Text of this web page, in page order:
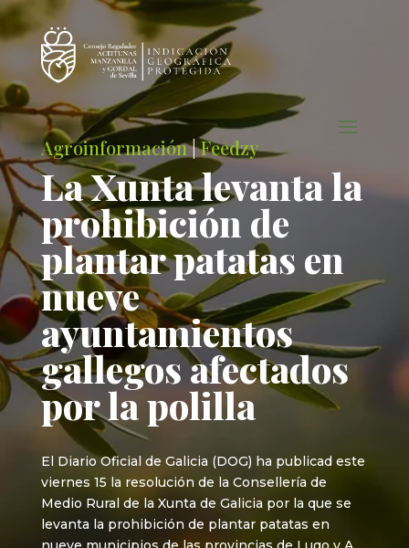
Agroinformación|Feedzy
La Xunta levanta la
prohibición de
plantar patatas en
nueve
ayuntamientos
gallegos afectados
por la polilla
El Diario Oficial de Galicia (DOG) ha publicad este
viernes 15 la resolución de la Consellería de
Medio Rural de la Xunta de Galicia por la que se
levanta la prohibición de plantar patatas en